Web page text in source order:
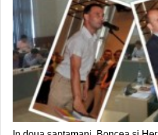
CLIPURI VIDEO
JOCURI ONLINE
DIVERSE
FARMACII DIN TIMIŞOARA
HARTA TIMIŞOAREI